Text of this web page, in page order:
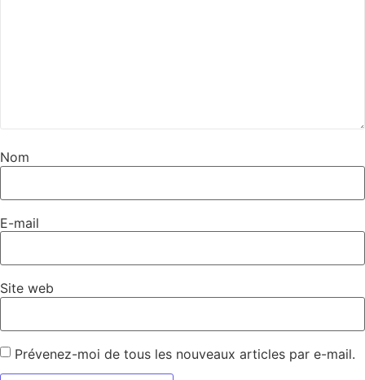
Nom
E-mail
Site web
Prévenez-moi de tous les nouveaux articles par e-mail.